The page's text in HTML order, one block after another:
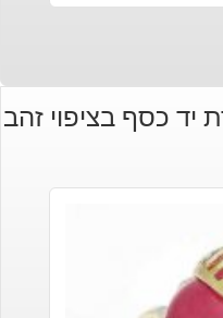
יד כסף בציפוי זהב